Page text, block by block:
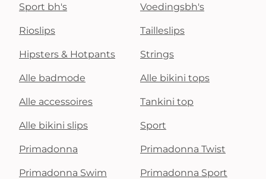
Sport bh's Voedingsbh's
Rioslips Tailleslips
Hipsters & Hotpants Strings
Alle badmode Alle bikini tops
Alle accessoires Tankini top
Alle bikini slips Sport
Primadonna Primadonna Twist
Primadonna Swim Primadonna Sport